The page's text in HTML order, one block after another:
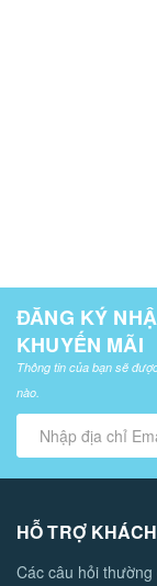
ĐĂNG KÝ
KHUYẾN MÃI
Thông tin của bạn sẽ
nào.
HỖ TRỢ
Các câu hỏi thường